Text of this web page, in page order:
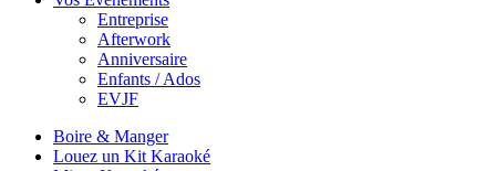
Entreprise
Afterwork
Anniversaire
Enfants / Ados
EVJF
Boire & Manger
Louez un Kit Karaoké